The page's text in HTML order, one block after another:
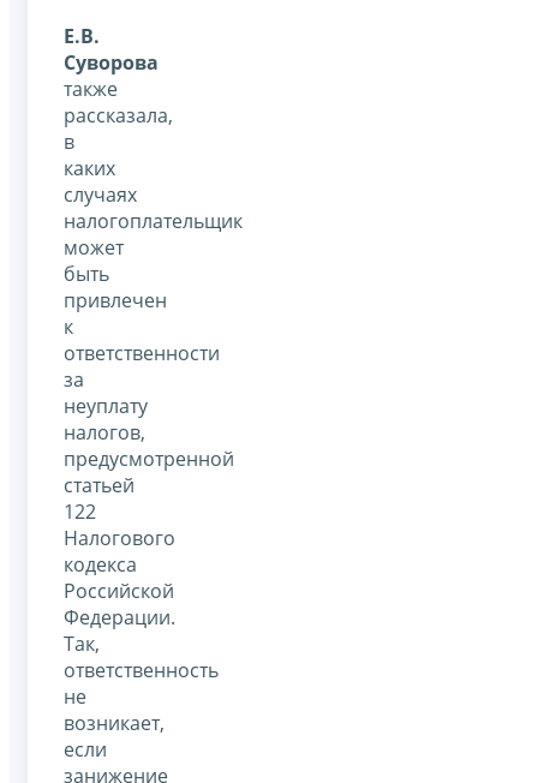
Е.В.
Суворова
также
рассказала,
в
каких
случаях
налогоплательщик
может
быть
привлечен
к
ответственности
за
неуплату
налогов,
предусмотренной
статьей
122
Налогового
кодекса
Российской
Федерации.
Так,
ответственность
не
возникает,
если
занижение